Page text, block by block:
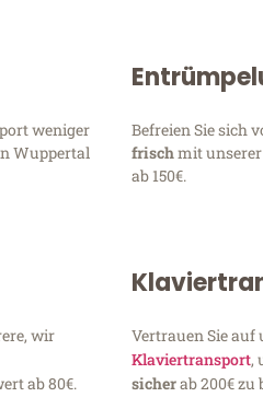
weniger
Wuppertal
Befreien Sie sich
frischmit
ab 150€.
wir
ab 80€.
Vertrauen Sie auf
Klaviertransport,
sicherab 200€ zu